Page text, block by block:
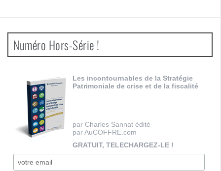
Numéro Hors-Série !
Les incontournables de la Stratégie
Patrimoniale de crise et de la fiscalité
par Charles Sannat édité
par AuCOFFRE.com
GRATUIT, TELECHARGEZ-LE !